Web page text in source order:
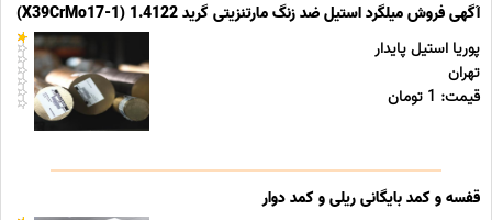
آگهی فروش میلگرد استیل ضد زنگ مارتنزیتی گرید 1.4122 (X39CrMo17-1)
پوریا استیل پایدار
تهران
قیمت: 1 تومان
قفسه و کمد بایگانی ریلی و کمد دوار